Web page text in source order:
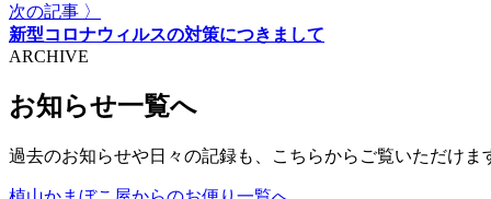
次の記事 〉
新型コロナウィルスの対策につきまして
ARCHIVE
お知らせ一覧へ
過去のお知らせや日々の記録も、こちらからご覧いただけま